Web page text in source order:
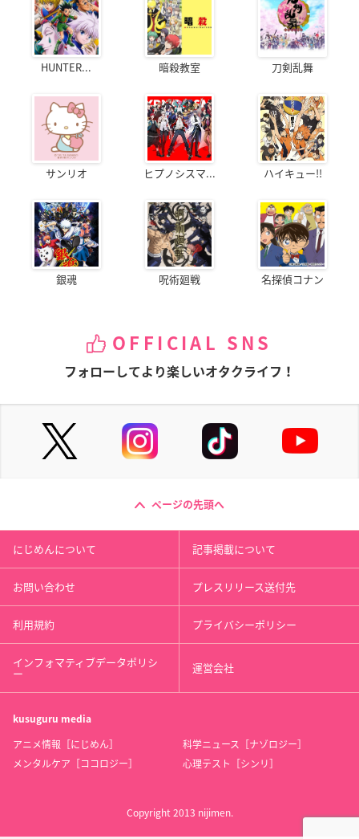
HUNTER... 暗殺教室 刀剣乱舞
サンリオ ヒプノシスマ... ハイキュー!!
銀魂 呪術廻戦 名探偵コナン
OFFICIAL SNS
フォローしてより楽しいオタクライフ！
ページの先頭へ
にじめんについて 記事掲載について
お問い合わせ プレスリリース送付先
利用規約 プライバシーポリシー
インフォマティブデータポリシ
ー 運営会社
kusuguru media
アニメ情報［にじめん］
科学ニュース［ナゾロジー］
メンタルケア［ココロジー］
心理テスト［シンリ］
Copyright 2013 nijimen.